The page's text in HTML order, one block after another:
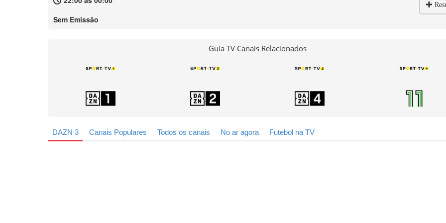
Sem Emissão
Guia TV Canais Relacionados
DAZN 3 Canais Populares Todos os canais No ar agora Futebol na TV